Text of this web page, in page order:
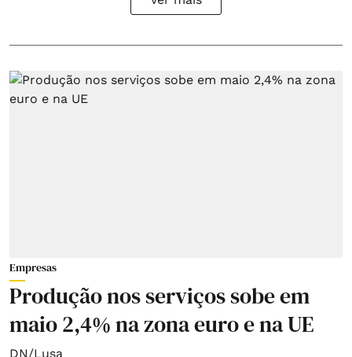
Empresas
Produção nos serviços sobe em
maio 2,4% na zona euro e na UE
DN/Lusa